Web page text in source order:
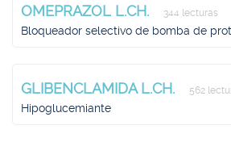
OMEPRAZOL L.CH. 344 lecturas
Bloqueador selectivo de bomba de
GLIBENCLAMIDA L.CH. 562
Hipoglucemiante